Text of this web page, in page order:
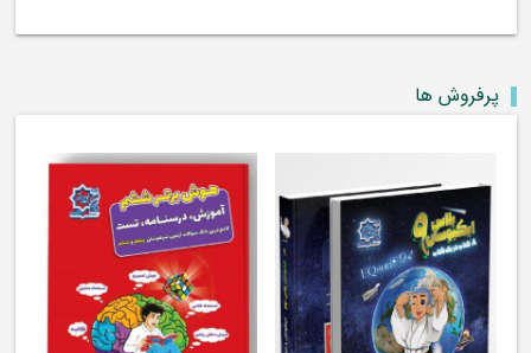
پرفروش ها